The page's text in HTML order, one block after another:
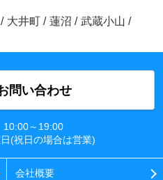
/ 大井町 / 蓮沼 / 武蔵小山 /
問い合わせ
10:00～19:00
(祝日の場合は営業)
会社概要